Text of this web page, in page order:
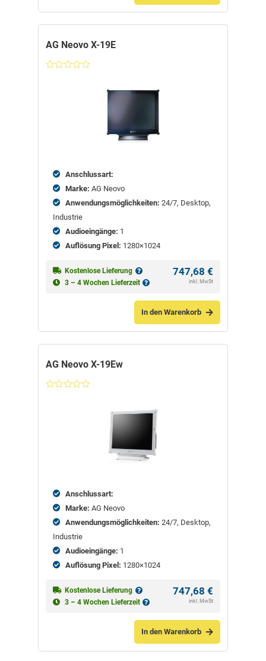
AG Neovo X-19E
Anschlussart:
Marke: AG Neovo
Anwendungsmöglichkeiten: 24/7, Desktop,
Industrie
Audioeingänge: 1
Auflösung Pixel: 1280×1024
Kostenlose Lieferung
3 – 4 Wochen Lieferzeit
747,68 €
inkl. MwSt
In den Warenkorb
AG Neovo X-19Ew
Anschlussart:
Marke: AG Neovo
Anwendungsmöglichkeiten: 24/7, Desktop,
Industrie
Audioeingänge: 1
Auflösung Pixel: 1280×1024
Kostenlose Lieferung
3 – 4 Wochen Lieferzeit
747,68 €
inkl. MwSt
In den Warenkorb